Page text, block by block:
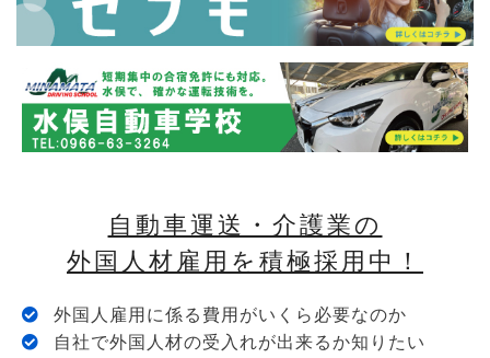
自動車運送・介護業の
外国人材雇用を積極採用中！
外国人雇用に係る費用がいくら必要なのか
自社で外国人材の受入れが出来るか知りたい